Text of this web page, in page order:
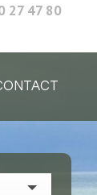
27 47 80